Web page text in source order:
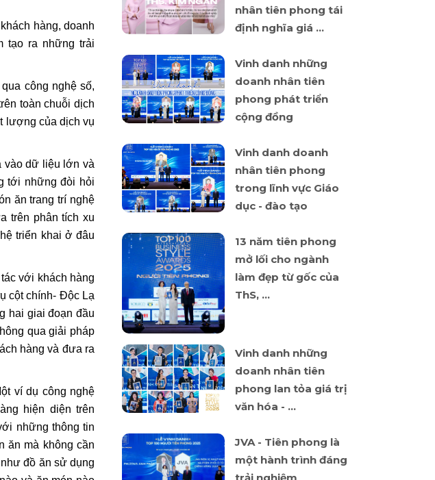
hàng, doanh
tạo ra những trải
công nghệ số,
toàn chuỗi dịch
lượng của dịch vụ
vào dữ liệu lớn và
tới những đòi hỏi
ăn trang trí nghệ
trên phân tích xu
triển khai ở đâu
với khách hàng
cột chính- Độc Lạ
hai giai đoạn đầu
qua giải pháp
hàng và đưa ra
ví dụ công nghệ
hiện diện trên
những thông tin
ăn mà không cần
đồ ăn sử dụng
nhân tiên phong tái
định nghĩa giá ...
Vinh danh những
doanh nhân tiên
phong phát triển
cộng đồng
Vinh danh doanh
nhân tiên phong
trong lĩnh vực Giáo
dục - đào tạo
13 năm tiên phong
mở lối cho ngành
làm đẹp từ gốc của
ThS, ...
Vinh danh những
doanh nhân tiên
phong lan tỏa giá trị
văn hóa - ...
JVA - Tiên phong là
một hành trình đáng